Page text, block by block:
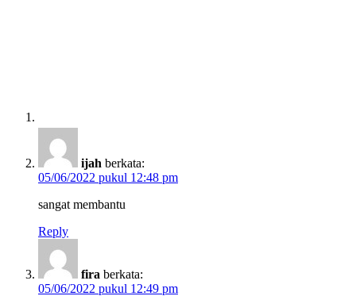
ijah berkata:
05/06/2022 pukul 12:48 pm
sangat membantu
Reply
fira berkata:
05/06/2022 pukul 12:49 pm